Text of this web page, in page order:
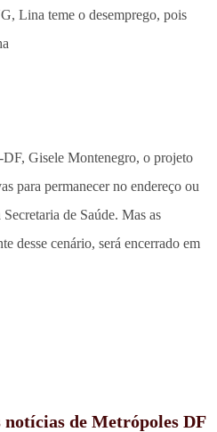
Lina teme o desemprego, pois
Gisele Montenegro, o projeto
para permanecer no endereço ou
de Saúde. Mas as
desse cenário, será encerrado em
notícias de Metrópoles DF